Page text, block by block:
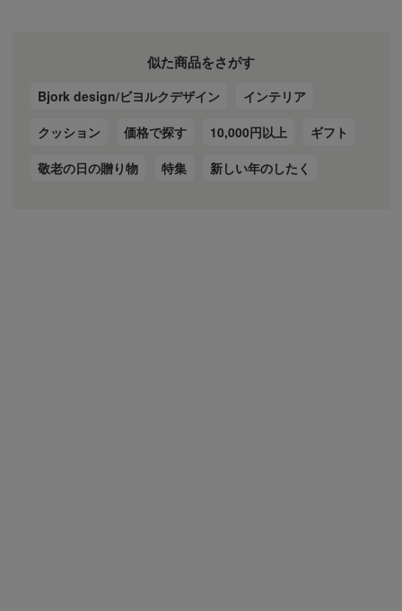
似た商品をさがす
Bjork design/ビヨルクデザイン
インテリア
クッション
価格で探す 10,000円以上
ギフト
敬老の日の贈り物
特集 新しい年のしたく